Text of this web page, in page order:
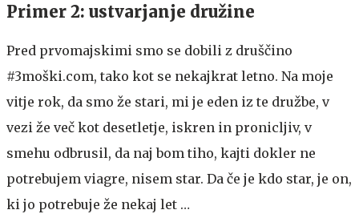
Primer 2: ustvarjanje družine
Pred prvomajskimi smo se dobili z druščino
#3moški.com, tako kot se nekajkrat letno. Na moje
vitje rok, da smo že stari, mi je eden iz te družbe, v
vezi že več kot desetletje, iskren in pronicljiv, v
smehu odbrusil, da naj bom tiho, kajti dokler ne
potrebujem viagre, nisem star. Da če je kdo star, je on,
ki jo potrebuje že nekaj let …